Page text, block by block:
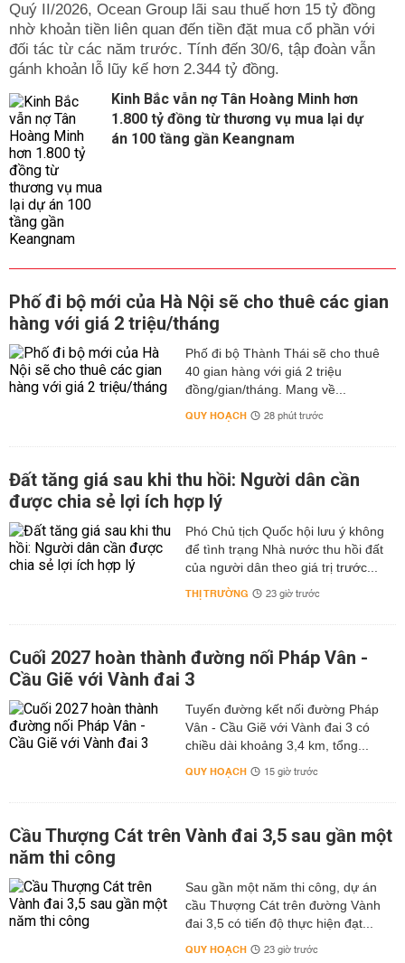
Quý II/2026, Ocean Group lãi sau thuế hơn 15 tỷ đồng
nhờ khoản tiền liên quan đến tiền đặt mua cổ phần với
đối tác từ các năm trước. Tính đến 30/6, tập đoàn vẫn
gánh khoản lỗ lũy kế hơn 2.344 tỷ đồng.
Kinh Bắc vẫn nợ Tân Hoàng Minh hơn
1.800 tỷ đồng từ thương vụ mua lại dự
án 100 tầng gần Keangnam
Phố đi bộ mới của Hà Nội sẽ cho thuê các gian
hàng với giá 2 triệu/tháng
Phố đi bộ Thành Thái sẽ cho thuê
40 gian hàng với giá 2 triệu
đồng/gian/tháng. Mang về...
QUY HOẠCH 28 phút trước
Đất tăng giá sau khi thu hồi: Người dân cần
được chia sẻ lợi ích hợp lý
Phó Chủ tịch Quốc hội lưu ý không
để tình trạng Nhà nước thu hồi đất
của người dân theo giá trị trước...
THỊ TRƯỜNG 23 giờ trước
Cuối 2027 hoàn thành đường nối Pháp Vân -
Cầu Giẽ với Vành đai 3
Tuyến đường kết nối đường Pháp
Vân - Cầu Giẽ với Vành đai 3 có
chiều dài khoảng 3,4 km, tổng...
QUY HOẠCH 15 giờ trước
Cầu Thượng Cát trên Vành đai 3,5 sau gần một
năm thi công
Sau gần một năm thi công, dự án
cầu Thượng Cát trên đường Vành
đai 3,5 có tiến độ thực hiện đạt...
QUY HOẠCH 23 giờ trước